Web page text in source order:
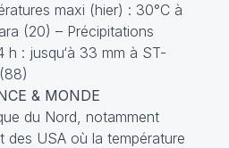
maxi (hier) : 30°C à
(20) – Précipitations
h : jusqu‘à 33 mm à ST-
& MONDE
du Nord, notamment
des USA où la température